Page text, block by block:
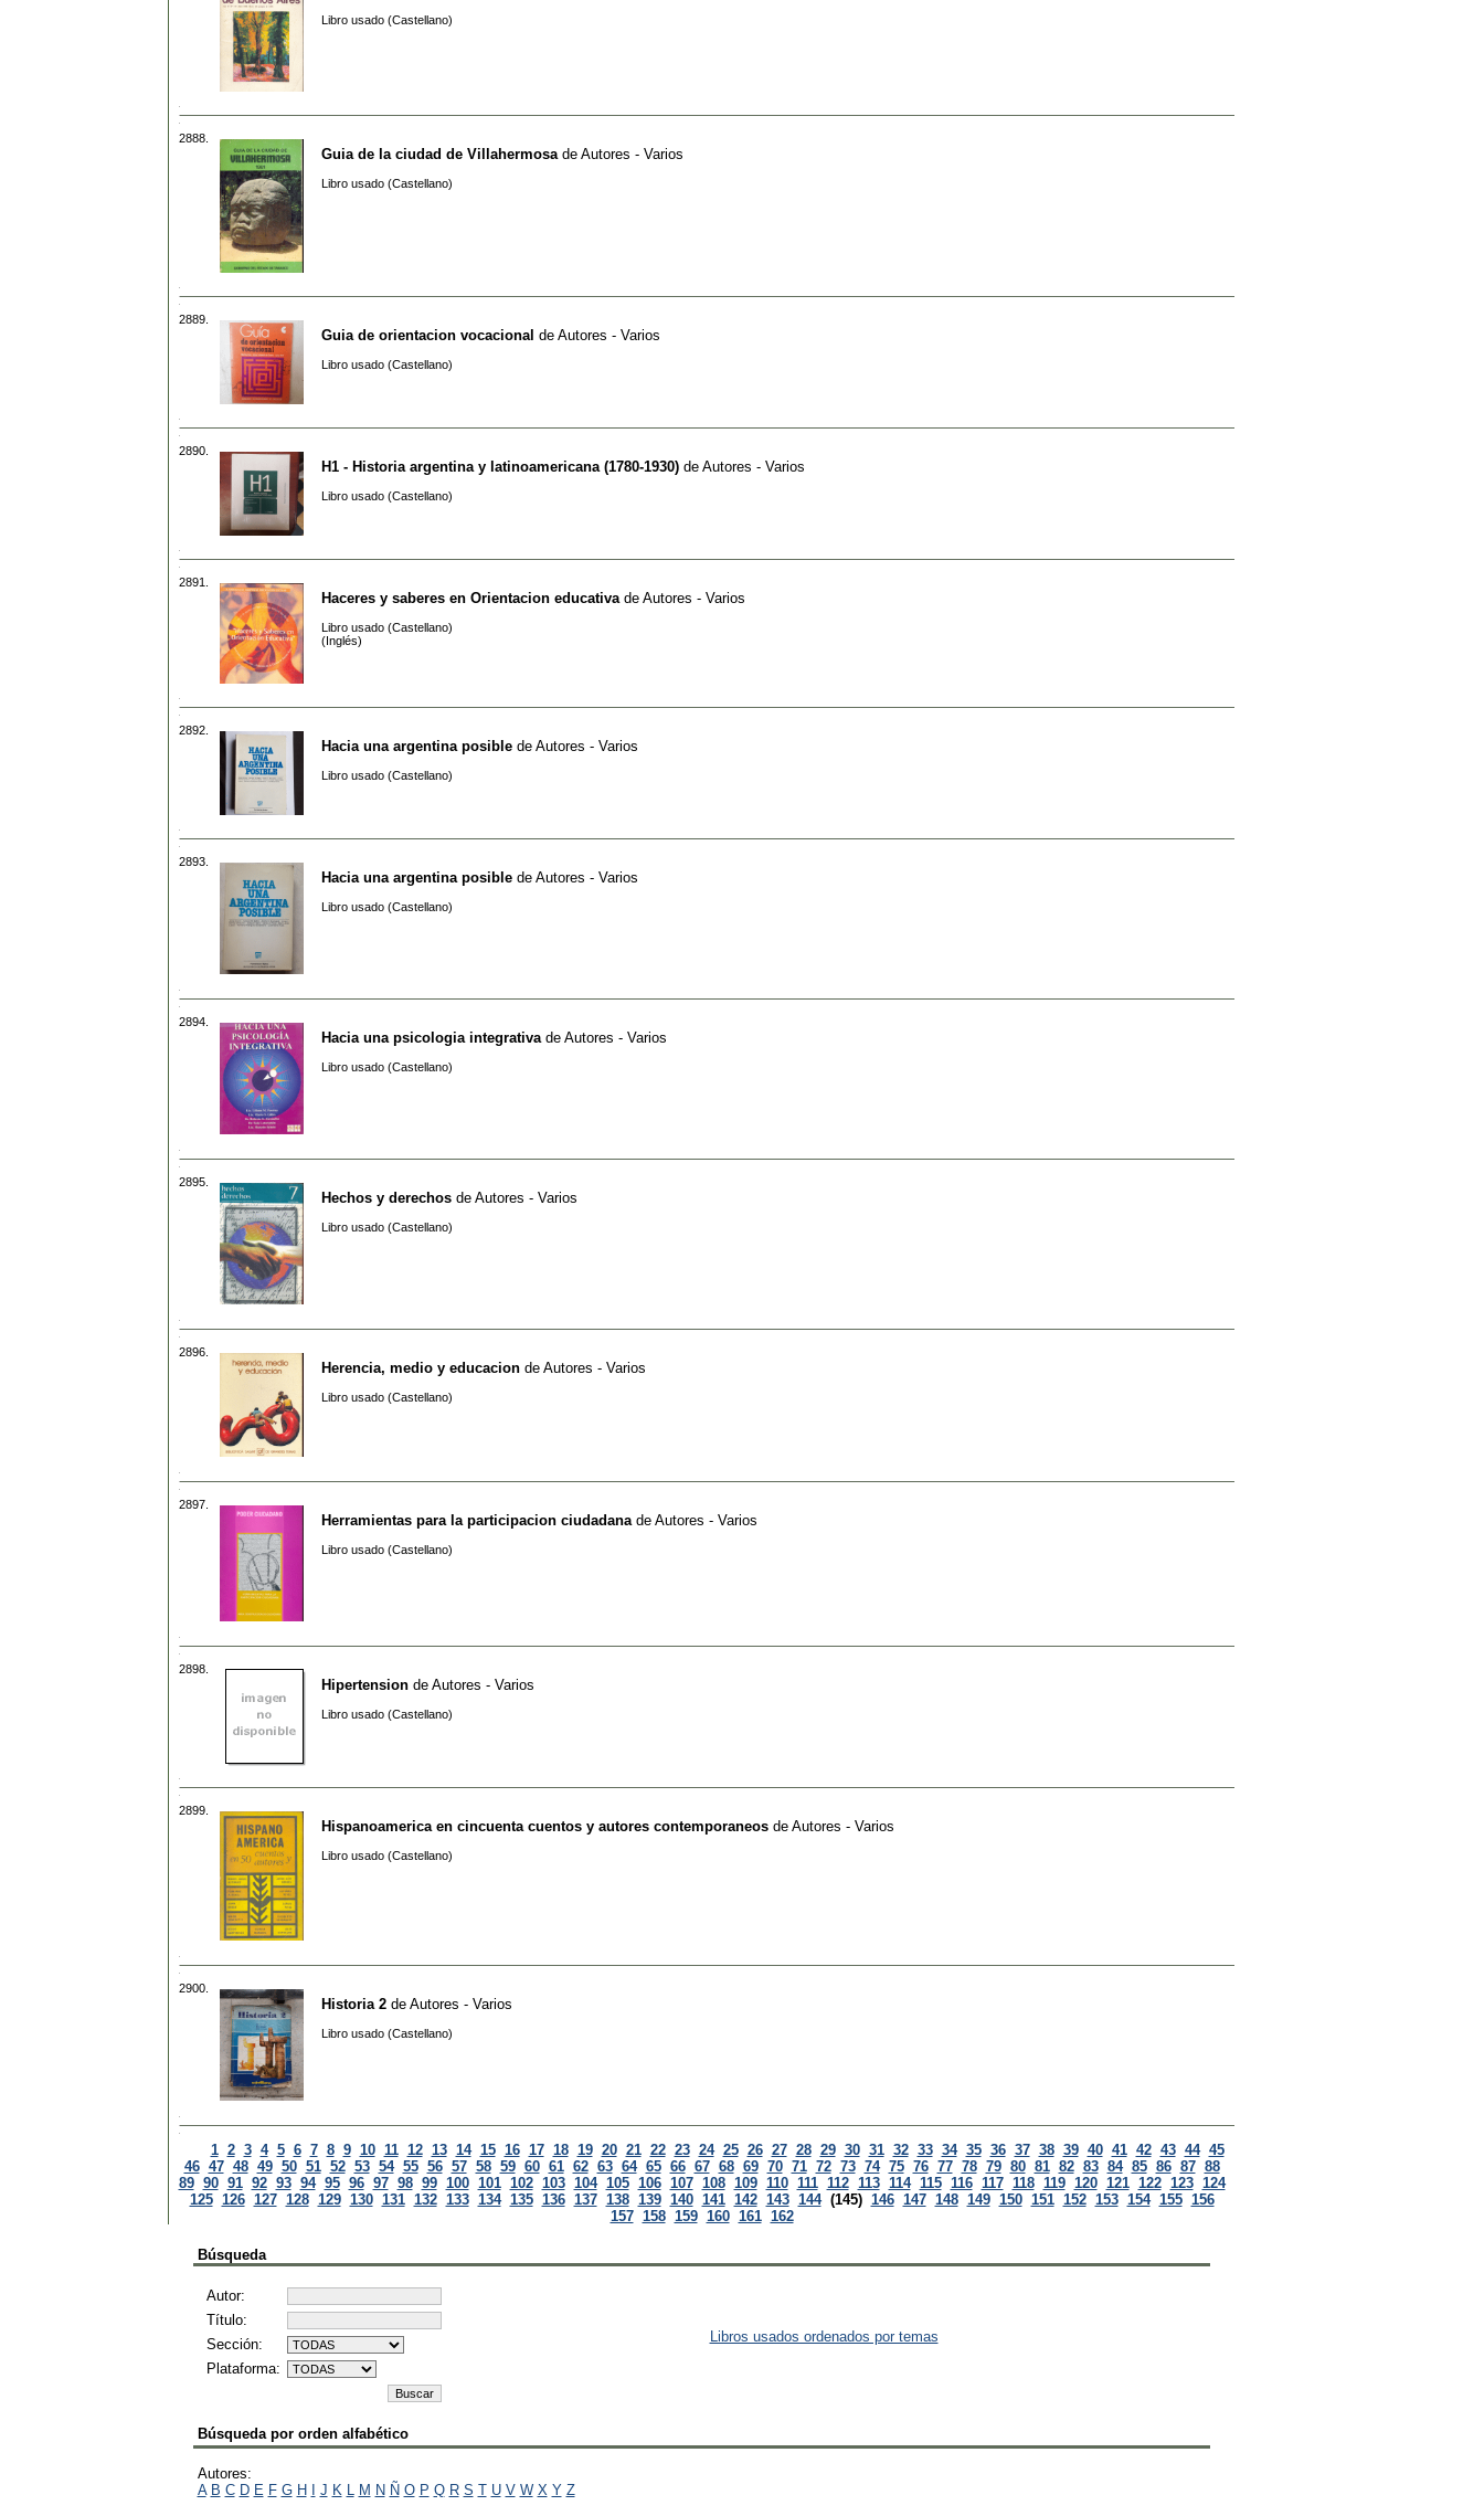
Libro usado (Castellano)
2888.
Guia de la ciudad de Villahermosa de Autores - Varios
Libro usado (Castellano)
2889.
Guia de orientacion vocacional de Autores - Varios
Libro usado (Castellano)
2890.
H1 - Historia argentina y latinoamericana (1780-1930) de Autores - Varios
Libro usado (Castellano)
2891.
Haceres y saberes en Orientacion educativa de Autores - Varios
Libro usado (Castellano)
(Inglés)
2892.
Hacia una argentina posible de Autores - Varios
Libro usado (Castellano)
2893.
Hacia una argentina posible de Autores - Varios
Libro usado (Castellano)
2894.
Hacia una psicologia integrativa de Autores - Varios
Libro usado (Castellano)
2895.
Hechos y derechos de Autores - Varios
Libro usado (Castellano)
2896.
Herencia, medio y educacion de Autores - Varios
Libro usado (Castellano)
2897.
Herramientas para la participacion ciudadana de Autores - Varios
Libro usado (Castellano)
2898.
Hipertension de Autores - Varios
Libro usado (Castellano)
2899.
Hispanoamerica en cincuenta cuentos y autores contemporaneos de Autores - Varios
Libro usado (Castellano)
2900.
Historia 2 de Autores - Varios
Libro usado (Castellano)
1 2 3 4 5 6 7 8 9 10 11 12 13 14 15 16 17 18 19 20 21 22 23 24 25 26 27 28 29 30 31 32 33 34 35 36 37 38 39 40 41 42 43 44 45
46 47 48 49 50 51 52 53 54 55 56 57 58 59 60 61 62 63 64 65 66 67 68 69 70 71 72 73 74 75 76 77 78 79 80 81 82 83 84 85 86 87 88
89 90 91 92 93 94 95 96 97 98 99 100 101 102 103 104 105 106 107 108 109 110 111 112 113 114 115 116 117 118 119 120 121 122 123 124
125 126 127 128 129 130 131 132 133 134 135 136 137 138 139 140 141 142 143 144 (145) 146 147 148 149 150 151 152 153 154 155 156
157 158 159 160 161 162
Búsqueda
Autor:
Título:
Sección:
Plataforma:
Libros usados ordenados por temas
Búsqueda por orden alfabético
Autores:
A B C D E F G H I J K L M N Ñ O P Q R S T U V W X Y Z